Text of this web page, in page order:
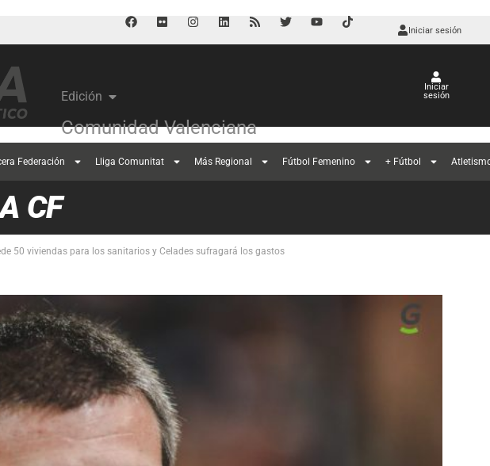
Iniciar sesión
Edición
Comunidad Valenciana
Iniciar
sesión
Federación Lliga Comunitat Más Regional Fútbol Femenino + Fútbol
CF
50 viviendas para los sanitarios y Celades sufragará los gastos